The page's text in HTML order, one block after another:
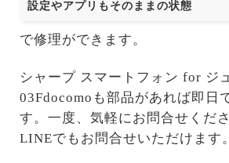
設定やアプリもそのままの状態
で修理ができます。
シャープ スマートフォン for ジ
03Fdocomoも部品があれば即日
す。一度、気軽にお問合せくだ
LINEでもお問合せいただけます。